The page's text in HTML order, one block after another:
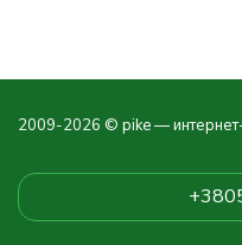
2009-2026 © pike —